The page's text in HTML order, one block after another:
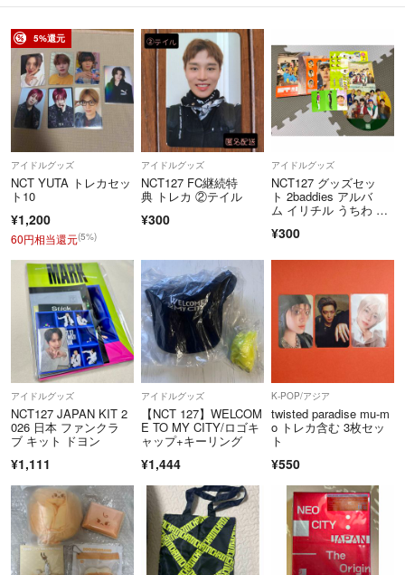
初期からの傷のものもあります。
値下げ交渉は不可能のものもあります。
セット売りのも別売りにすることは可能です。
バラ売りをセット売りにすることも可能です。
取り置きは実施しております（最大１ヶ月）
※取り置きをした場合専用垢にて連絡が取れる状態にしてください。
コメントでのやり取りを実施ていても購入してくれた方優先です
いいね数が増えると表示の値段から値上げする可能性があります。
発送について
基本的に土日の発送は致しておりません。
物によってはラクマ便の2種類のどちらかを使用します
普通郵便からラクマ便への変更を実施することは可能ですが、＋250円
になります
プチプチ
水漏れ
トレカやフォトカードなどに対して硬貨ケースもしくは厚紙での対応し
ております。
上記の対応は実施します
※発送中のトラブルはこちら側は負担することはできません
その他について
交換（一部のもの)を実施ておりますので突如削除する可能性がありま
す。
発送日が指定をしておるのよりも遅れる可能性あります
発送日はメッセージにて改めて報告させていただきます。
5%還元
アイドルグッズ
NCT YUTA トレカセッ
ト10
¥1,200
60円相当還元(5%)
アイドルグッズ
NCT127 FC継続特
典 トレカ ②テイル
¥300
アイドルグッズ
NCT127 グッズセッ
ト 2baddies アルバ
ム イリチル うちわ ト
¥300
アイドルグッズ
NCT127 JAPAN KIT 2
026 日本 ファンクラ
ブ キット ドヨン
¥1,111
アイドルグッズ
【NCT 127】WELCOM
E TO MY CITY/ロゴキ
ャップ+キーリング
¥1,444
K-POP/アジア
twisted paradise mu-m
o トレカ含む 3枚セッ
ト
¥550